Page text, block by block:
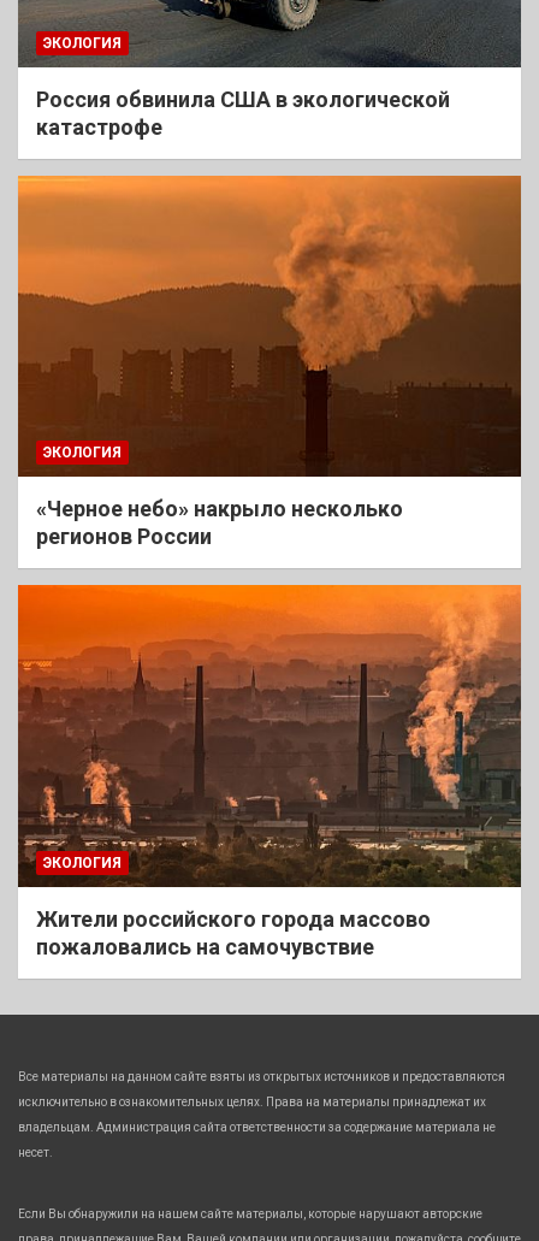
ЭКОЛОГИЯ
Россия обвинила США в экологической
катастрофе
ЭКОЛОГИЯ
«Черное небо» накрыло несколько
регионов России
ЭКОЛОГИЯ
Жители российского города массово
пожаловались на самочувствие
Все материалы на данном сайте взяты из открытых источников и предоставляются
исключительно в ознакомительных целях. Права на материалы принадлежат их
владельцам. Администрация сайта ответственности за содержание материала не
несет.
Если Вы обнаружили на нашем сайте материалы, которые нарушают авторские